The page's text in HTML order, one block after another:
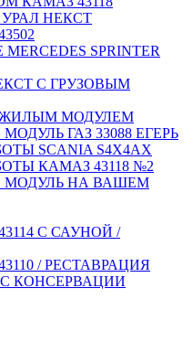
НЕКСТ
SPRINTER
С ГРУЗОВЫМ
ЖИЛЫМ МОДУЛЕМ
ГАЗ 33088 ЕГЕРЬ
SCANIA S4X4AX
КАМАЗ 43118 №2
НА ВАШЕМ
С САУНОЙ /
/ РЕСТАВРАЦИЯ
КОНСЕРВАЦИИ